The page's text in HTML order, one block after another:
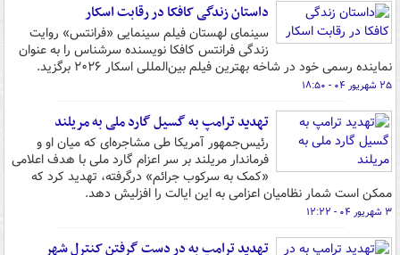
داستان زندگی کافکا در رقابت اسکار
سینمای لهستان فیلم سینمایی «فرانتس» روایت
زندگی فرانتس کافکا نویسنده سرشناس را به عنوان
نماینده رسمی خود در شاخه بهترین فیلم بین‌المللی اسکار ۲۰۲۶ برگزید.
۲۵ شهریور ۰۴ - ۱۸:۵۰
تهدید ترامپ به گسیل گارد ملی به مریلند
رئیس‌جمهور آمریکا طی مشاجره‌ای که میان او و
فرماندار مریلند بر سر اعزام گارد ملی با هدف اعلامی
«کمک به سرکوب جرائم» درگرفته، تهدید کرد که
ممکن است شمار نظامیان اعزامی به این ایالت را افزلیش دهد.
۳ شهریور ۰۴ - ۱۲:۲۲
تهدید ترامپ به در دست گرفتن کنترل شهر